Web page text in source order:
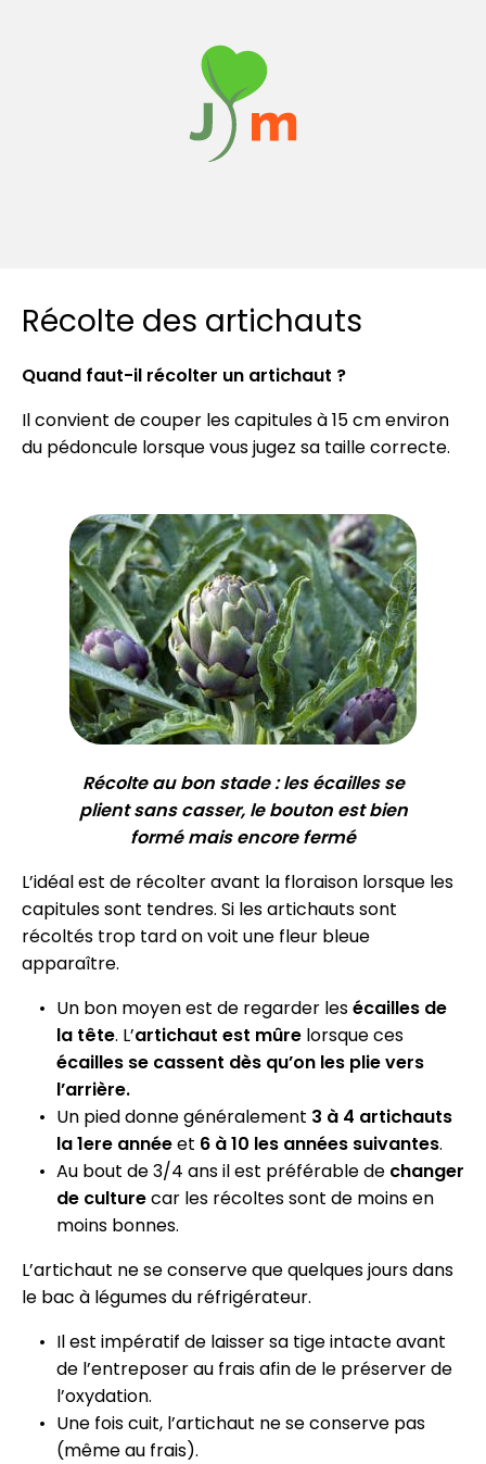
Récolte des artichauts
Quand faut-il récolter un artichaut ?
Il convient de couper les capitules à 15 cm environ
du pédoncule lorsque vous jugez sa taille correcte.
Récolte au bon stade : les écailles se
plient sans casser, le bouton est bien
formé mais encore fermé
L’idéal est de récolter avant la floraison lorsque les
capitules sont tendres. Si les artichauts sont
récoltés trop tard on voit une fleur bleue
apparaître.
Un bon moyen est de regarder lesécailles de
la tête. L’artichaut est mûre lorsque ces
écailles se cassent dès qu’on les plie vers
l’arrière.
Un pied donne généralement 3 à 4 artichauts
la 1ere annéeet 6 à 10 les années suivantes.
Au bout de 3/4 ans il est préférable de changer
de culturecar les récoltes sont de moins en
moins bonnes.
L’artichaut ne se conserve que quelques jours dans
le bac à légumes du réfrigérateur.
Il est impératif de laisser sa tige intacte avant
de l’entreposer au frais afin de le préserver de
l’oxydation.
Une fois cuit, l’artichaut ne se conserve pas
(même au frais).